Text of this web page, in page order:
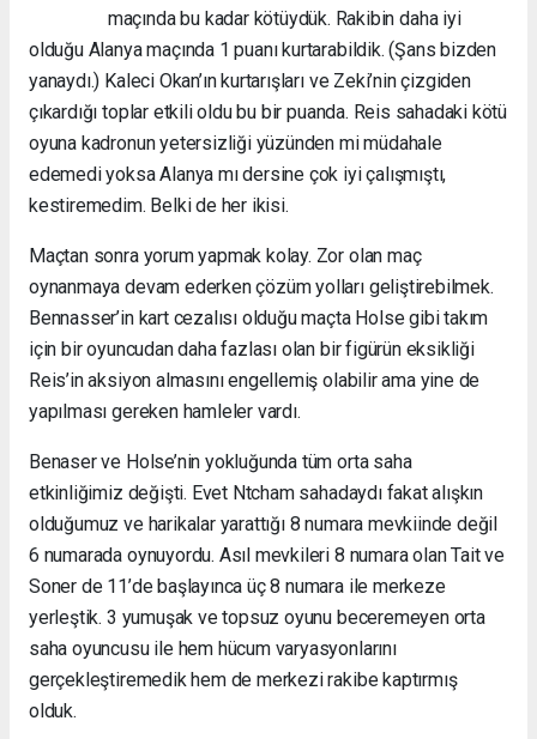
maçında bu kadar kötüydük. Rakibin daha iyi
olduğu Alanya maçında 1 puanı kurtarabildik. (Şans bizden
yanaydı.) Kaleci Okan’ın kurtarışları ve Zeki’nin çizgiden
çıkardığı toplar etkili oldu bu bir puanda. Reis sahadaki kötü
oyuna kadronun yetersizliği yüzünden mi müdahale
edemedi yoksa Alanya mı dersine çok iyi çalışmıştı,
kestiremedim. Belki de her ikisi.
Maçtan sonra yorum yapmak kolay. Zor olan maç
oynanmaya devam ederken çözüm yolları geliştirebilmek.
Bennasser’in kart cezalısı olduğu maçta Holse gibi takım
için bir oyuncudan daha fazlası olan bir figürün eksikliği
Reis’in aksiyon almasını engellemiş olabilir ama yine de
yapılması gereken hamleler vardı.
Benaser ve Holse’nin yokluğunda tüm orta saha
etkinliğimiz değişti. Evet Ntcham sahadaydı fakat alışkın
olduğumuz ve harikalar yarattığı 8 numara mevkiinde değil
6 numarada oynuyordu. Asıl mevkileri 8 numara olan Tait ve
Soner de 11’de başlayınca üç 8 numara ile merkeze
yerleştik. 3 yumuşak ve topsuz oyunu beceremeyen orta
saha oyuncusu ile hem hücum varyasyonlarını
gerçekleştiremedik hem de merkezi rakibe kaptırmış
olduk.